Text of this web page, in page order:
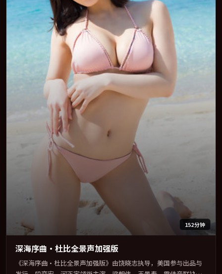
152分钟
深海序曲·杜比全景声加强版
《深海序曲·杜比全景声加强版》由饶晓志执导，美国参与出品与